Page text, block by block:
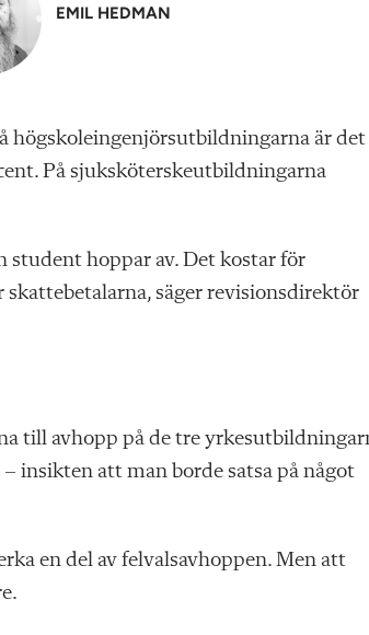
EMIL HEDMAN
högskoleingenjörsutbildningarna är det
På sjuksköterskeutbildningarna
student hoppar av. Det kostar för
säger revisionsdirektör
till avhopp på de tre
insikten att man borde satsa på något
en del av felvalsavhoppen. Men att